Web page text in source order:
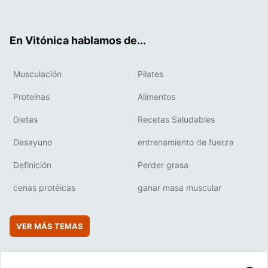
En Vitónica hablamos de...
Musculación Pilates
Proteínas Alimentos
Dietas Recetas Saludables
Desayuno entrenamiento de fuerza
Definición Perder grasa
cenas protéicas ganar masa muscular
VER MÁS TEMAS